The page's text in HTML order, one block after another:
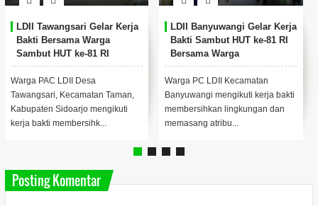
LDII Tawangsari Gelar Kerja
Bakti Bersama Warga
Sambut HUT ke-81 RI
Warga PAC LDII Desa
Tawangsari, Kecamatan Taman,
Kabupaten Sidoarjo mengikuti
kerja bakti membersihk...
LDII Banyuwangi Gelar Kerja
Bakti Sambut HUT ke-81 RI
Bersama Warga
Warga PC LDII Kecamatan
Banyuwangi mengikuti kerja bakti
membersihkan lingkungan dan
memasang atribu...
Posting Komentar